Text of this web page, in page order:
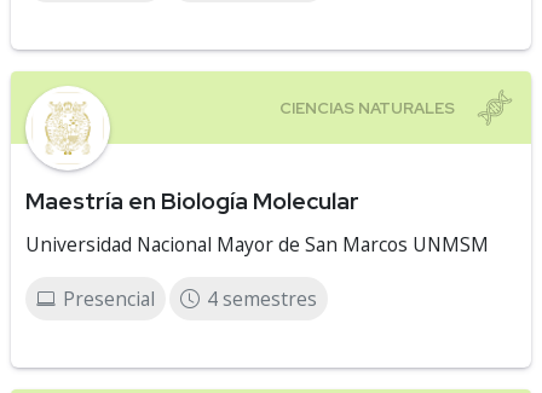
Maestría en Biología Molecular
Universidad Nacional Mayor de San Marcos UNMSM
Presencial 4 semestres